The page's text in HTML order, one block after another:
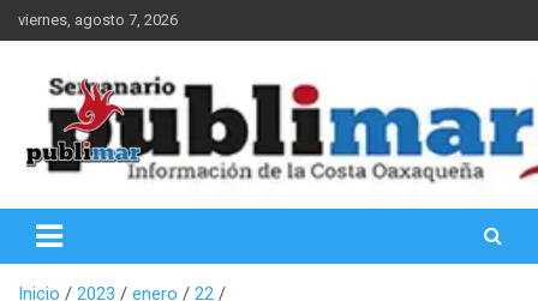
Saltar
al
viernes, agosto 7, 2026
PubliMar
Inicio 2023 enero
22